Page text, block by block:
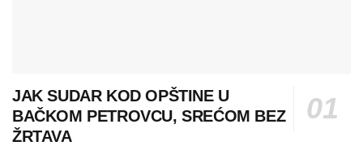
JAK SUDAR KOD OPŠTINE U
BAČKOM PETROVCU, SREĆOM BEZ
ŽRTAVA